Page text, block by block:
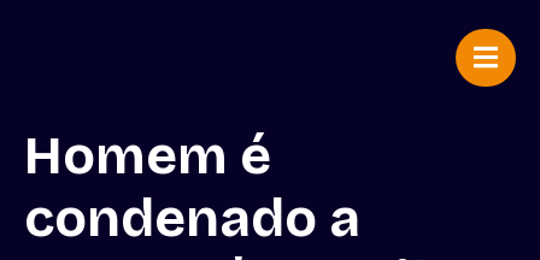
Homem é
condenado a